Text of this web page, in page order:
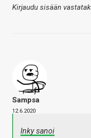
Kirjaudu sisään
Sampsa
12.6.2020
Inky sanoi